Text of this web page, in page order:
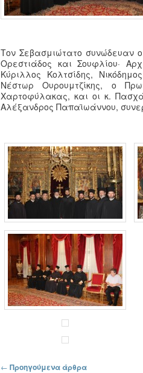
Τον Σεβασμιώτατο συνώδευαν
Ορεστιάδος και Σουφλίου·
Κύριλλος Κολτσίδης,
Νέστωρ Ουρουμτζίκης, ο
Χαρτοφύλακας, και οι κ.
Αλέξανδρος Παπαϊωάννου,
Πλοήγηση στα άρθρα
← Προηγούμενα άρθρα